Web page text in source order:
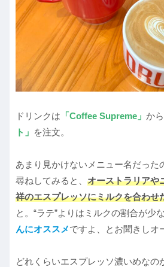
ドリンクは 「Coffee Supreme」 から
ト」 を注文。
あまり見かけないメニュー名だった
尋ねしてみると、 オーストラリアや
祥のエスプレッソにミルクを合わせ
と。“ラテ”よりはミルクの割合が少
んにオススメですよ、とお聞きしオ
どれくらいエスプレッソ濃いめなの